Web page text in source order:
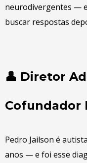
neurodivergentes —
buscar respostas
👤 Diretor
Cofundador
Pedro Jailson é
anos — e foi esse